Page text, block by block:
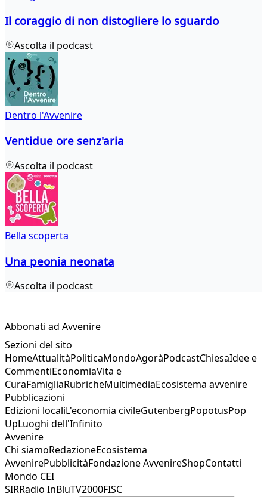
Il coraggio di non distogliere lo sguardo
Ascolta il podcast
Dentro l'Avvenire
Ventidue ore senz'aria
Ascolta il podcast
Bella scoperta
Una peonia neonata
Ascolta il podcast
Abbonati ad Avvenire
Sezioni del sito
HomeAttualitàPoliticaMondoAgoràPodcastChiesaIdee e
CommentiEconomiaVita e
CuraFamigliaRubricheMultimediaEcosistema avvenire
Pubblicazioni
Edizioni localiL'economia civileGutenbergPopotusPop
UpLuoghi dell'Infinito
Avvenire
Chi siamoRedazioneEcosistema
AvvenirePubblicitàFondazione AvvenireShopContatti
Mondo CEI
SIRRadio InBluTV2000FISC